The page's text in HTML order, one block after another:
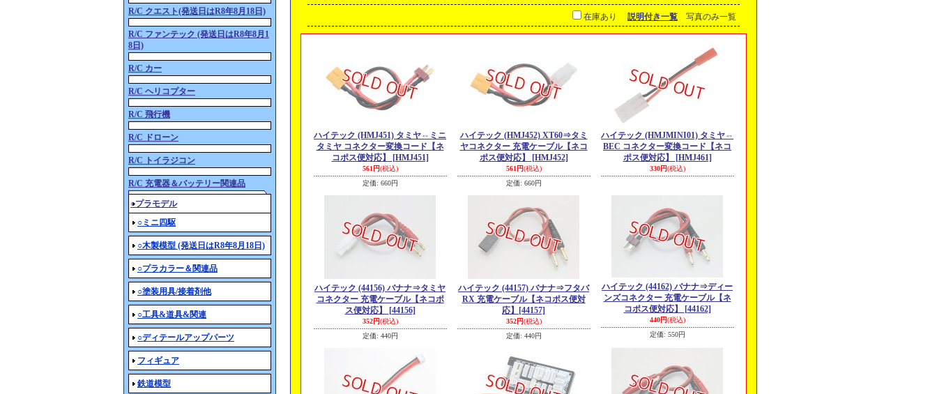
R/C クエスト(発送日はR8年8月18日)
R/C ファンテック (発送日はR8年8月1
8日)
R/C カー
R/C ヘリコプター
R/C 飛行機
R/C ドローン
R/C トイラジコン
R/C 充電器＆バッテリー関連品
○プラモデル
○ミニ四駆
○木製模型 (発送日はR8年8月18日)
○プラカラー＆関連品
○塗装用具/接着剤他
○工具&道具&関連
○ディテールアップパーツ
フィギュア
鉄道模型
在庫あり 説明付き一覧 写真のみ一覧
ハイテック (HMJ451) タミヤ⇔ミニ
タミヤ コネクター変換コード【ネ
コポス便対応】
[HMJ451]
561円(税込)
定価: 660円
ハイテック (HMJ452) XT60⇒タミ
ヤコネクター 充電ケーブル【ネコ
ポス便対応】
[HMJ452]
561円(税込)
定価: 660円
ハイテック (HMJMINI01) タミヤ⇔
BEC コネクター変換コード【ネコ
ポス便対応】
[HMJ461]
330円(税込)
ハイテック (44156) バナナ⇒タミヤ
コネクター 充電ケーブル【ネコポ
ス便対応】
[44156]
352円(税込)
定価: 440円
ハイテック (44157) バナナ⇒フタバ
RX 充電ケーブル【ネコポス便対
応】
[44157]
352円(税込)
定価: 440円
ハイテック (44162) バナナ⇒ディー
ンズコネクター 充電ケーブル【ネ
コポス便対応】
[44162]
440円(税込)
定価: 550円